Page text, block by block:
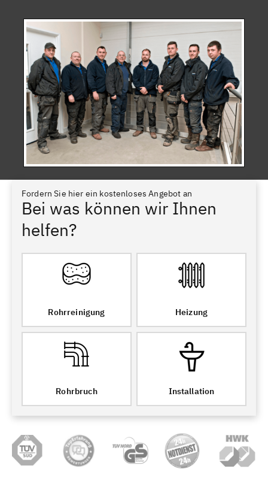
Fordern Sie hier ein kostenloses Angebot an
Bei was können wir Ihnen
helfen?
Rohrreinigung Heizung
Rohrbruch Installation